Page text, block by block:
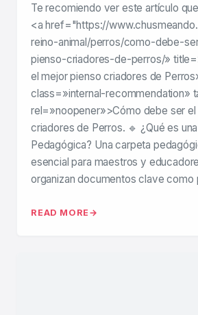
Te recomiendo ver este artículo
<a href="https://
reino-animal/perros/como-debe-
pienso-criadores-de-perros/»
el mejor pienso criadores de
class=»internal-recommendation»
rel=»noopener»>Cómo debe ser el
criadores de Perros. 🔹 ¿Qué es
Pedagógica? Una carpeta
esencial para maestros y
organizan documentos clave como
READ MORE